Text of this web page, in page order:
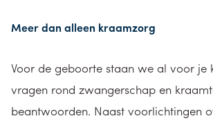
Meer dan alleen kraamzorg
Voor de geboorte staan we al voor je
vragen rond zwangerschap en
beantwoorden. Naast voorlichtingen